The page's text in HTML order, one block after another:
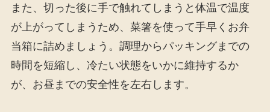
また、切った後に手で触れてしまうと体温で温度
が上がってしまうため、菜箸を使って手早くお弁
当箱に詰めましょう。調理からパッキングまでの
時間を短縮し、冷たい状態をいかに維持するか
が、お昼までの安全性を左右します。